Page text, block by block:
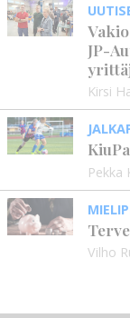
JP-
Kirsi
Pekka
Vilho